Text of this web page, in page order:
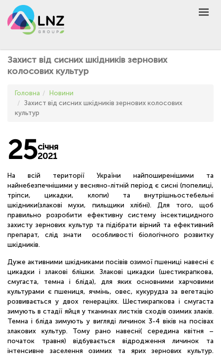
GROUP
AGRO
MARKET
DEFEN
НОВИНИ
ІНШЕ
UA EN PL
КУПИТИ
ОНЛАЙН
Захист від сисних шкідників зернових
колосових культур
Головна
Новини
Захист від сисних шкідників зернових колосових
культур
25січня
2021
На всій території України найпоширенішими та
найнебезпечнішими у весняно-літній період є сисні (попелиці,
тріпси, цикадки, клопи) та внутрішньостебельні
шкідники(злакові мухи, пильщики хлібні). Для того, щоб
правильно розробити ефективну систему інсектицидного
захисту зернових культур та підібрати вірний та ефективний
препарат, слід знати особливості біологічного розвитку
шкідників.
Дуже активними шкідниками посівів озимої пшениці навесні є
цикадки і злакові блішки. Злакові цикадки (шестикрапкова,
смугаста, темна і бліда), для яких основними харчовими
культурами є пшениця, ячмінь, овес, кукурудза за вегетацію
розвивається у двох генераціях. Шестикрапкова і смугаста
зимують в стадії яйця у тканинах листків сходів озимих злаків.
Темна і бліда зимують у вигляді личинок 3-4 віків на посівах
злакових культур. Тому рано навесні( середина квітня –
початок травня) відбувається відродження личинок та
інтенсивне заселення озимих та ярих зернових культур.